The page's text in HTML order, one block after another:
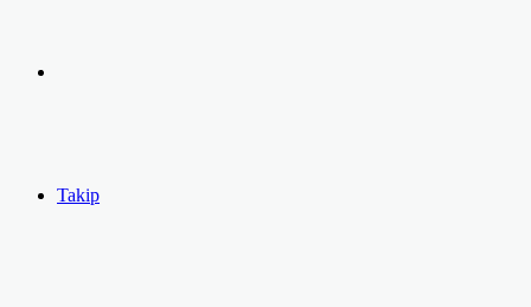
...
Ol
Takip